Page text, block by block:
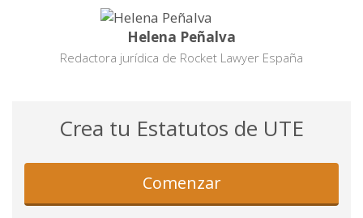
Helena Peñalva
Redactora jurídica de Rocket Lawyer España
Crea tu Estatutos de UTE
Comenzar